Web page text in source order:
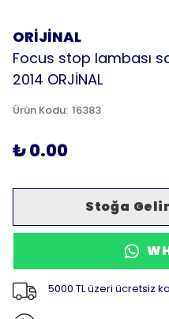
ORİJİNAL
Focus stop lambası
2014 ORJİNAL
Ürün Kodu: 16383
₺ 0.00
Stoğa
5000 TL üzeri ücretsiz